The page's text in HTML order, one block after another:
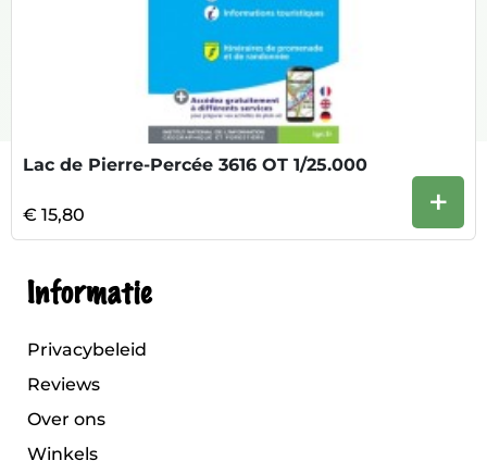
Lac de Pierre-Percée 3616 OT 1/25.000
€ 15,80 +
Informatie
Privacybeleid
Reviews
Over ons
Winkels